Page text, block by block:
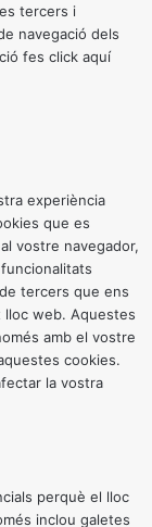
tercers i
navegació dels
fes click aquí
experiència
que es
vostre navegador,
tercers que ens
lloc web. Aquestes
amb el vostre
cookies.
la vostra
perquè el lloc
inclou galetes